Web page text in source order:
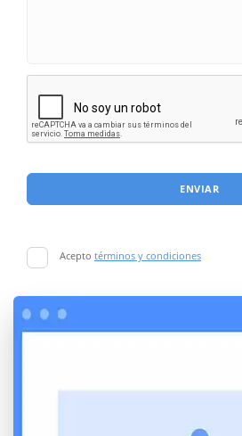
ENVIAR
Acepto términos y condiciones